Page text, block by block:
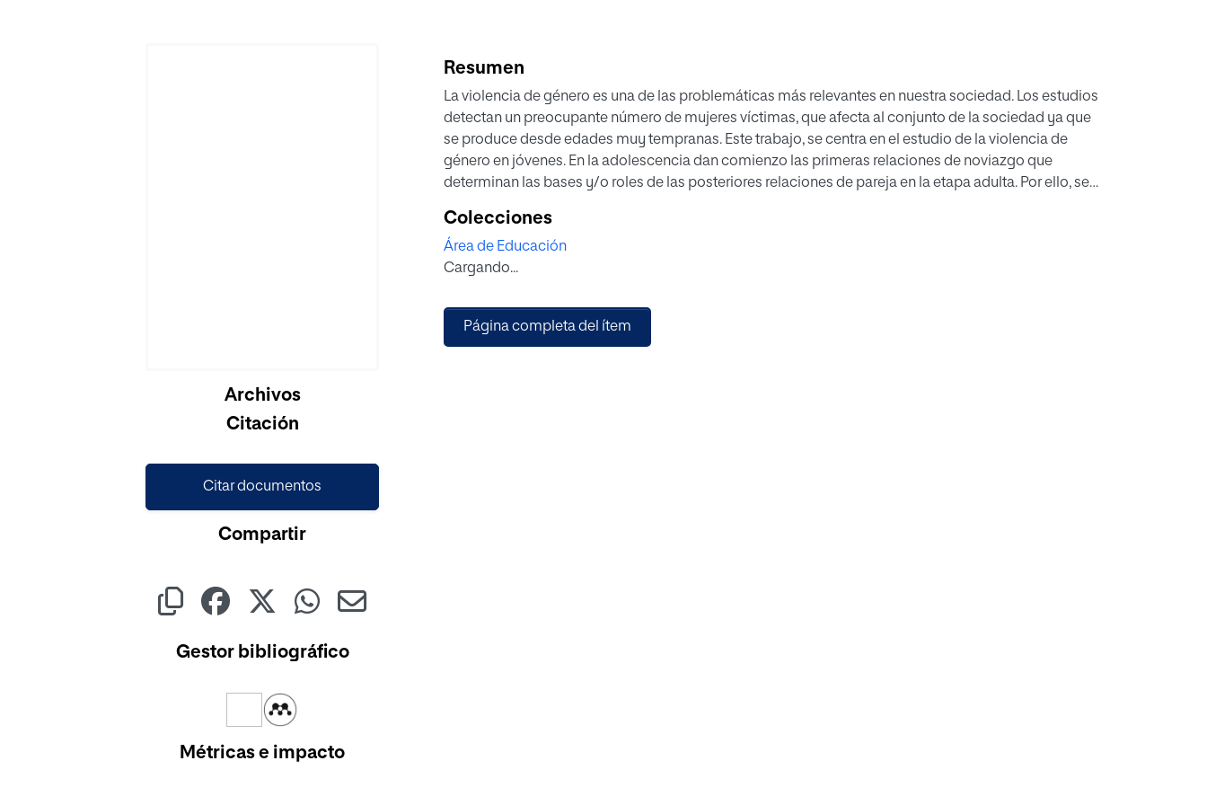
Cargando...Archivos
Citación
Citar documentos
Compartir
Gestor bibliográfico
Métricas e impacto
Resumen
La violencia de género es una de las problemáticas más relevantes en nuestra sociedad. Los estudios
detectan un preocupante número de mujeres víctimas, que afecta al conjunto de la sociedad ya que
se produce desde edades muy tempranas. Este trabajo, se centra en el estudio de la violencia de
género en jóvenes. En la adolescencia dan comienzo las primeras relaciones de noviazgo que
determinan las bases y/o roles de las posteriores relaciones de pareja en la etapa adulta. Por ello, se
prevenir y eliminar la violencia de género en nuevas generaciones. Este proyecto de prevención es
planteado en un centro de Educación Secundaria de la Comunidad de Madrid con el objetivo de
sensibilizar y dotar de herramientas para combatir esta problemática. Para ello, se investigan las
una nueva forma de ejercer violencia. Además, desde un enfoque sistémico, se analizan los factores
de riesgo y el papel del ámbito educativo, que nos ayuda a plantear qué y cómo trabajar para lograr
Colecciones
Área de Educación
Cargando...
Página completa del ítem